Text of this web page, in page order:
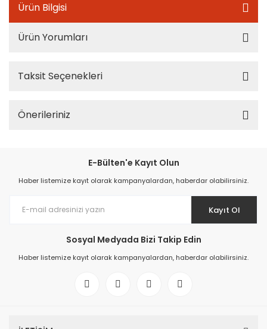
Ürün Bilgisi
Ürün Yorumları
Taksit Seçenekleri
Önerileriniz
E-Bülten'e Kayıt Olun
Haber listemize kayıt olarak kampanyalardan, haberdar olabilirsiniz.
Kayıt Ol
Sosyal Medyada Bizi Takip Edin
Haber listemize kayıt olarak kampanyalardan, haberdar olabilirsiniz.